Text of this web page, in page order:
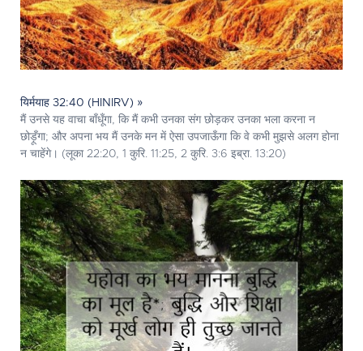
यिर्मयाह 32:40 (HINIRV) »
मैं उनसे यह वाचा बाँधूँगा, कि मैं कभी उनका संग छोड़कर उनका भला करना न
छोड़ूँगा; और अपना भय मैं उनके मन में ऐसा उपजाऊँगा कि वे कभी मुझसे अलग होना
न चाहेंगे। (लूका 22:20, 1 कुरि. 11:25, 2 कुरि. 3:6 इब्रा. 13:20)